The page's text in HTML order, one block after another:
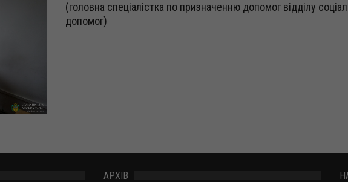
(головна спеціалістка по призначенню допомог відділу
допомог)
АРХІВ